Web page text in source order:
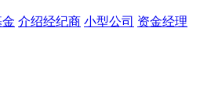
介绍经纪商 小型公司 资金经理